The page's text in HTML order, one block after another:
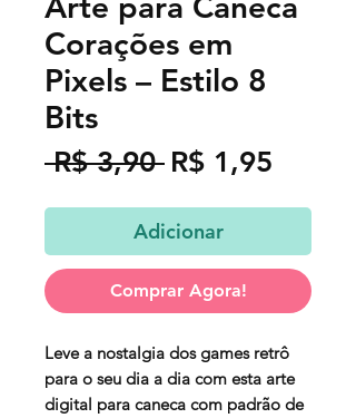
Corações em
Pixels – Estilo 8
Bits
R$ 3,90 Preço
R$ 1,95
Adicionar
Comprar Agora!
Leve a nostalgia dos games retrô
para o seu dia a dia com esta arte
digital para caneca com padrão de